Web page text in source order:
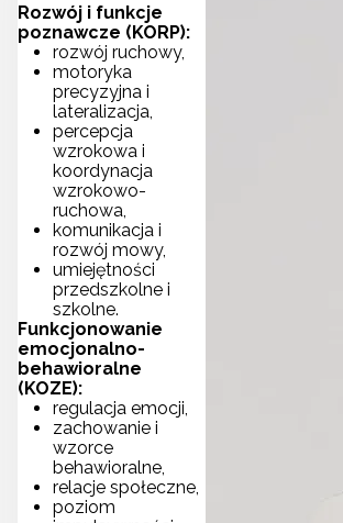
Rozwój i funkcje
poznawcze (KORP):
rozwój ruchowy,
motoryka
precyzyjna i
lateralizacja,
percepcja
wzrokowa i
koordynacja
wzrokowo-
ruchowa,
komunikacja i
rozwój mowy,
umiejętności
przedszkolne i
szkolne.
Funkcjonowanie
emocjonalno-
behawioralne
(KOZE):
regulacja emocji,
zachowanie i
wzorce
behawioralne,
relacje społeczne,
poziom